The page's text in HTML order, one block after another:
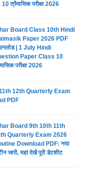
त्रैमासिक परीक्षा 2026
Board Class 10th Hindi
Paper 2026 PDF
| 1 July Hindi
Paper Class 10
परीक्षा 2026
12th Quarterly Exam
PDF
Board 9th 10th 11th
Quarterly Exam 2026
Download PDF: नया
जारी, यहां देखें पूरी डेटशीट